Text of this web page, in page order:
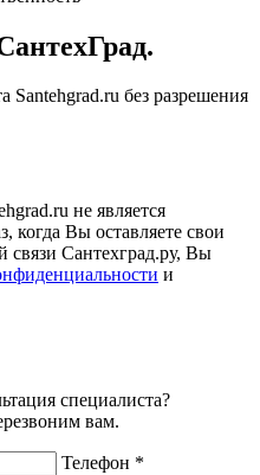
без разрешения
не является
Вы оставляете свои
Сантехград.ру, Вы
и
специалиста?
вам.
Телефон *